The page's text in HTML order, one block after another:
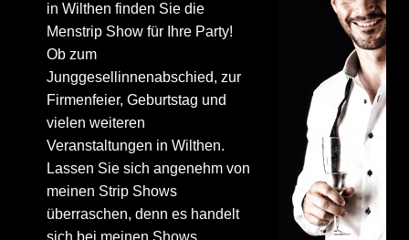
in Wilthen finden Sie die
Menstrip Show für Ihre Party!
Ob zum
Junggesellinnenabschied, zur
Firmenfeier, Geburtstag und
vielen weiteren
Veranstaltungen in Wilthen.
Lassen Sie sich angenehm von
meinen Strip Shows
überraschen, denn es handelt